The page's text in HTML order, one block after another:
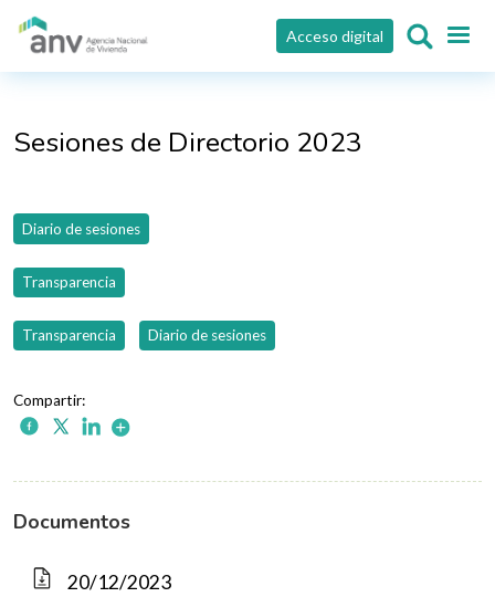
Pasar al contenido principal
Acceso digital
Sesiones de Directorio 2023
Diario de sesiones
Transparencia
Transparencia Diario de sesiones
Documentos
20/12/2023